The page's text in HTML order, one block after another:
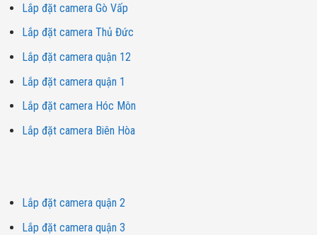
Lắp đặt camera Gò Vấp
Lắp đặt camera Thủ Đức
Lắp đặt camera quận 12
Lắp đặt camera quận 1
Lắp đặt camera Hóc Môn
Lắp đặt camera Biên Hòa
Lắp đặt camera quận 2
Lắp đặt camera quận 3